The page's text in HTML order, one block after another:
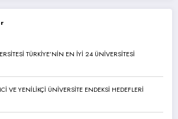
TÜRKİYE’NİN EN İYİ 24 ÜNİVERSİTESİ
VE YENİLİKÇİ ÜNİVERSİTE ENDEKSİ HEDEFLERİ